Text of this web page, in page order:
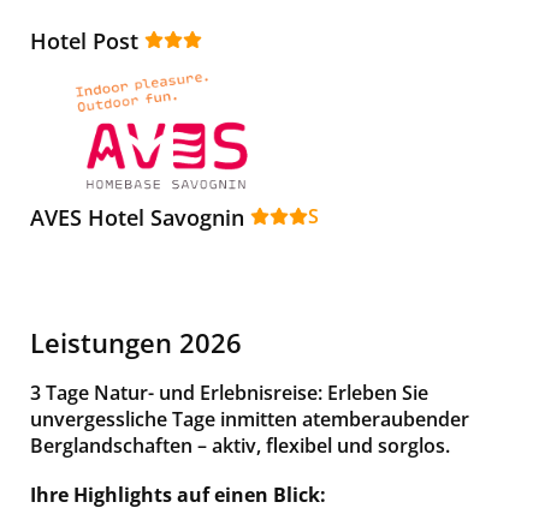
Hotel Post
AVES Hotel Savognin S
Leistungen 2026
3 Tage Natur- und Erlebnisreise: Erleben Sie
unvergessliche Tage inmitten atemberaubender
Berglandschaften – aktiv, flexibel und sorglos.
Ihre Highlights auf einen Blick: